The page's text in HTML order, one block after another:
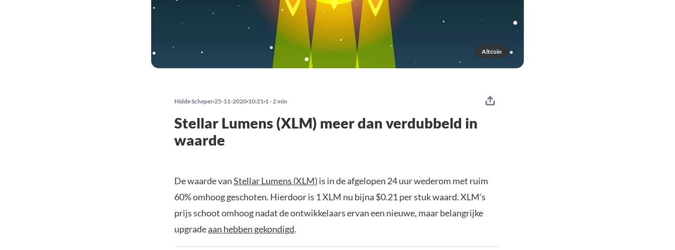
Altcoin
Hidde Scheper 25-11-2020 10:21 1 - 2 min
Stellar Lumens (XLM) meer dan verdubbeld in
waarde
De waarde vanStellar Lumens (XLM) is in de afgelopen 24 uur wederom met ruim
60% omhoog geschoten. Hierdoor is 1 XLM nu bijna $0.21 per stuk waard. XLM’s
prijs schoot omhoog nadat de ontwikkelaars ervan een nieuwe, maar belangrijke
upgradeaan hebben gekondigd.